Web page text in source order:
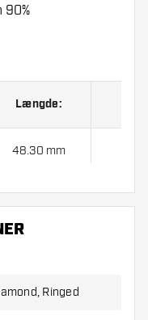
90%
Længde:
48.30 mm
3 Skafter.
Ringed